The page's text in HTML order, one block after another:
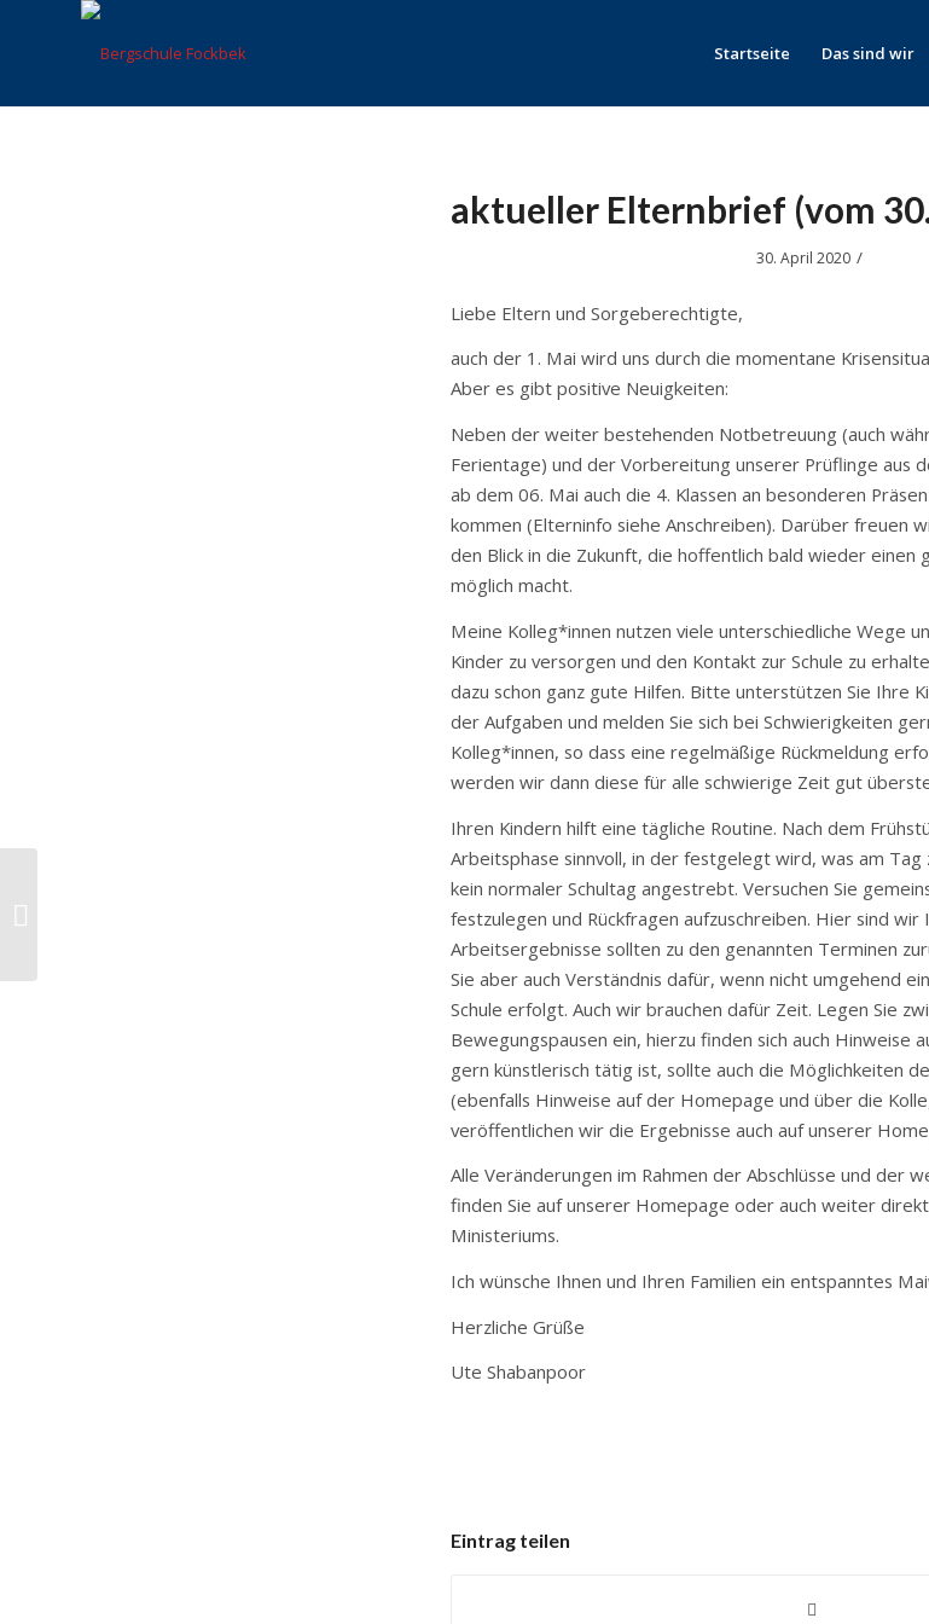
Startseite Das sind wir
aktueller Elternbrief (vom
30. April 2020 /
Liebe Eltern und Sorgeberechtigte,
auch der 1. Mai wird uns durch die momentane
Aber es gibt positive Neuigkeiten:
Neben der weiter bestehenden Notbetreuung (auch
Ferientage) und der Vorbereitung unserer Prüflinge aus
ab dem 06. Mai auch die 4. Klassen an besonderen
kommen (Elterninfo siehe Anschreiben). Darüber freuen
den Blick in die Zukunft, die hoffentlich bald wieder einen
möglich macht.
Meine Kolleg*innen nutzen viele unterschiedliche Wege
Kinder zu versorgen und den Kontakt zur Schule zu
dazu schon ganz gute Hilfen. Bitte unterstützen Sie Ihre
der Aufgaben und melden Sie sich bei Schwierigkeiten
Kolleg*innen, so dass eine regelmäßige Rückmeldung
werden wir dann diese für alle schwierige Zeit gut
Ihren Kindern hilft eine tägliche Routine. Nach dem
Arbeitsphase sinnvoll, in der festgelegt wird, was am Tag
kein normaler Schultag angestrebt. Versuchen Sie
festzulegen und Rückfragen aufzuschreiben. Hier sind
Arbeitsergebnisse sollten zu den genannten Terminen
Sie aber auch Verständnis dafür, wenn nicht umgehend
Schule erfolgt. Auch wir brauchen dafür Zeit. Legen Sie
Bewegungspausen ein, hierzu finden sich auch Hinweise
gern künstlerisch tätig ist, sollte auch die Möglichkeiten
(ebenfalls Hinweise auf der Homepage und über die
veröffentlichen wir die Ergebnisse auch auf unserer
Alle Veränderungen im Rahmen der Abschlüsse und der
finden Sie auf unserer Homepage oder auch weiter
Ministeriums.
Ich wünsche Ihnen und Ihren Familien ein entspanntes
Herzliche Grüße
Ute Shabanpoor
Eintrag teilen